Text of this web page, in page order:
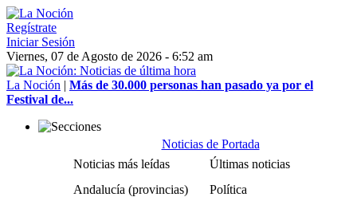
Regístrate
Iniciar Sesión
Viernes, 07 de Agosto de 2026 - 6:52 am
La Noción | Más de 30.000 personas han pasado ya por el
Festival de...
Noticias de Portada
Noticias más leídas
Últimas noticias
Andalucía (provincias)
Política